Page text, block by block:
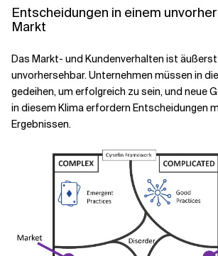
Entscheidungen in einem
Markt
Das Markt- und Kundenverhalten ist
unvorhersehbar. Unternehmen müssen in
gedeihen, um erfolgreich zu sein, und neue
in diesem Klima erfordern Entscheidungen
Ergebnissen.